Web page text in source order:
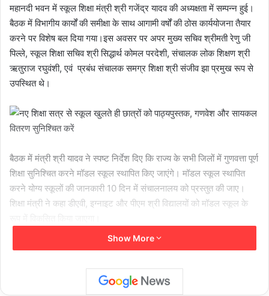
महानदी भवन में स्कूल शिक्षा मंत्री श्री गजेंद्र यादव की अध्यक्षता में सम्पन्न हुई।
बैठक में विभागीय कार्यों की समीक्षा के साथ आगामी वर्षों की ठोस कार्ययोजना तैयार
करने पर विशेष बल दिया गया।इस अवसर पर अपर मुख्य सचिव श्रीमती रेणु जी
पिल्ले, स्कूल शिक्षा सचिव श्री सिद्धार्थ कोमल परदेशी, संचालक लोक शिक्षण श्री
ऋतुराज रघुवंशी, एवं प्रबंध संचालक समग्र शिक्षा श्री संजीव झा प्रमुख रूप से
उपस्थित थे।
बैठक में मंत्री श्री यादव ने स्पष्ट निर्देश दिए कि राज्य के सभी जिलों में गुणवत्ता पूर्ण
शिक्षा सुनिश्चित करने मॉडल स्कूल स्थापित किए जाएंगे। मॉडल स्कूल स्थापित
करने योग्य स्कूलों की जानकारी 10 दिन में संचालनालय को प्रस्तुत की जाए।
शिक्षा मंत्री ने कहा डीएवी, इग्नाइट और पीएम श्री विद्यालयों को मॉडल स्कूल के
उन्होंने भवन विहीन और भवन की आवश्यकता वाले स्कूलों की संख्यात्मक जानकारी
Show More